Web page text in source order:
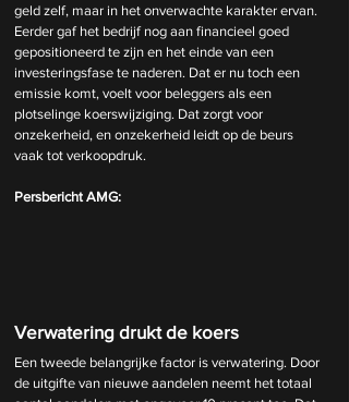
geld zelf, maar in het onverwachte karakter ervan.
Eerder gaf het bedrijf nog aan financieel goed
gepositioneerd te zijn en het einde van een
investeringsfase te naderen. Dat er nu toch een
emissie komt, voelt voor beleggers als een
plotselinge koerswijziging. Dat zorgt voor
onzekerheid, en onzekerheid leidt op de beurs
vaak tot verkoopdruk.
Persbericht AMG:
Verwatering drukt de koers
Een tweede belangrijke factor is verwatering. Door
de uitgifte van nieuwe aandelen neemt het totaal